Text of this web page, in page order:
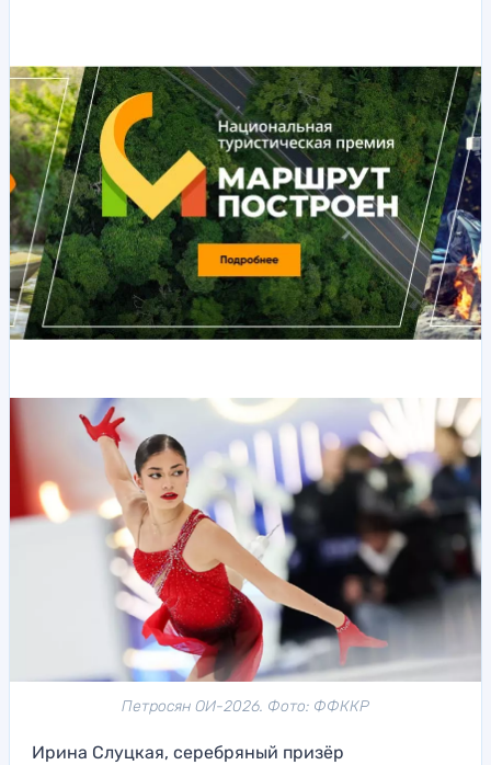
Петросян ОИ-2026. Фото: ФФККР
Ирина Слуцкая, серебряный призёр